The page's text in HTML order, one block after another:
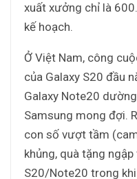
xuất xưởng chỉ là
kế hoạch.
Ở Việt Nam, công
của Galaxy S20 đầu
Galaxy Note20
Samsung mong đợi.
con số vượt tầm
khủng, quà tặng
S20/Note20 trong